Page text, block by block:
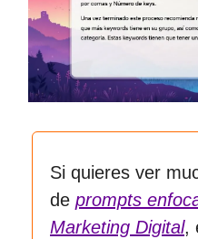
Si quieres ver
de prompts
Marketing Digital,